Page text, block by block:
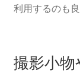
利用するのも良
撮影小